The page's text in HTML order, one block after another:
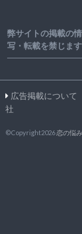
弊サイトの掲載の
写・転載を禁じます
広告掲載について
社
©Copyright2026恋の悩